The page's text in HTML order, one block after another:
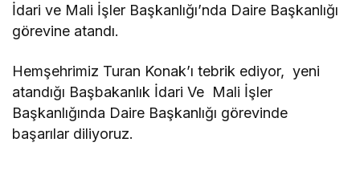
İdari ve Mali İşler Başkanlığı’nda Daire Başkanlığı
görevine atandı.
Hemşehrimiz Turan Konak’ı tebrik ediyor, yeni
atandığı Başbakanlık İdari Ve Mali İşler
Başkanlığında Daire Başkanlığı görevinde
başarılar diliyoruz.